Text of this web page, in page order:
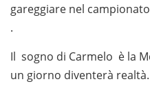
gareggiare nel
.
Il sogno di Carmelo è la
un giorno diventerà realtà.